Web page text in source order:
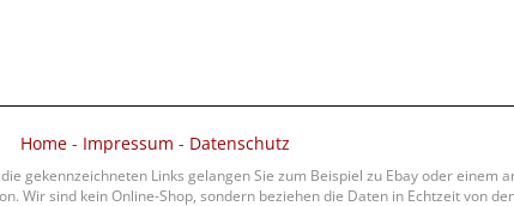
Home- Impressum - Datenschutz
gekennzeichneten Links gelangen Sie zum Beispiel zu Ebay oder einem
Wir sind kein Online-Shop, sondern beziehen die Daten in Echtzeit von